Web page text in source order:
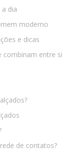
dia
moderno
e dicas
combinam entre si
de contatos?